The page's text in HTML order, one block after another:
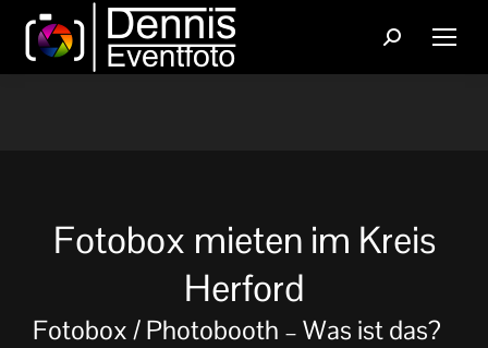
Search:
Fotobox mieten im Kreis
Herford
Fotobox / Photobooth – Was ist das?